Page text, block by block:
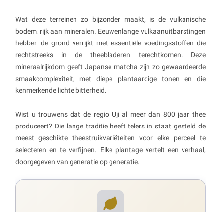
Wat deze terreinen zo bijzonder maakt, is de vulkanische
bodem, rijk aan mineralen. Eeuwenlange vulkaanuitbarstingen
hebben de grond verrijkt met essentiële voedingsstoffen die
rechtstreeks in de theebladeren terechtkomen. Deze
mineraalrijkdom geeft Japanse matcha zijn zo gewaardeerde
smaakcomplexiteit, met diepe plantaardige tonen en die
kenmerkende lichte bitterheid.
Wist u trouwens dat de regio Uji al meer dan 800 jaar thee
produceert? Die lange traditie heeft telers in staat gesteld de
meest geschikte theestruikvariëteiten voor elke perceel te
selecteren en te verfijnen. Elke plantage vertelt een verhaal,
doorgegeven van generatie op generatie.